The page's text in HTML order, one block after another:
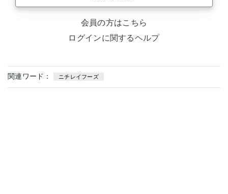
会員の方はこちら
ログインに関するヘルプ
関連ワード： ニチレイフーズ